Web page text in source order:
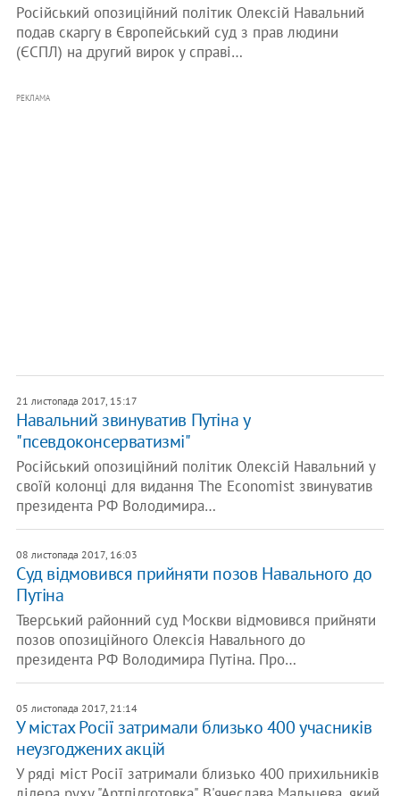
Російський опозиційний політик Олексій Навальний
подав скаргу в Європейський суд з прав людини
(ЄСПЛ) на другий вирок у справі…
РЕКЛАМА
21 листопада 2017, 15:17
Навальний звинуватив Путіна у
"псевдоконсерватизмі"
Російський опозиційний політик Олексій Навальний у
своїй колонці для видання The Economist звинуватив
президента РФ Володимира…
08 листопада 2017, 16:03
Суд відмовився прийняти позов Навального до
Путіна
Тверський районний суд Москви відмовився прийняти
позов опозиційного Олексія Навального до
президента РФ Володимира Путіна. Про…
05 листопада 2017, 21:14
У містах Росії затримали близько 400 учасників
неузгоджених акцій
У ряді міст Росії затримали близько 400 прихильників